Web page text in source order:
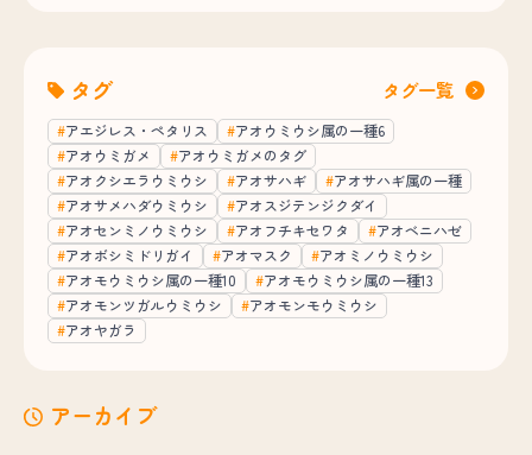
タグ タグ一覧
アエジレス・ペタリス
アオウミウシ属の一種6
アオウミガメ
アオウミガメのタグ
アオクシエラウミウシ
アオサハギ
アオサハギ属の一種
アオサメハダウミウシ
アオスジテンジクダイ
アオセンミノウミウシ
アオフチキセワタ
アオベニハゼ
アオボシミドリガイ
アオマスク
アオミノウミウシ
アオモウミウシ属の一種10
アオモウミウシ属の一種13
アオモンツガルウミウシ
アオモンモウミウシ
アオヤガラ
アーカイブ